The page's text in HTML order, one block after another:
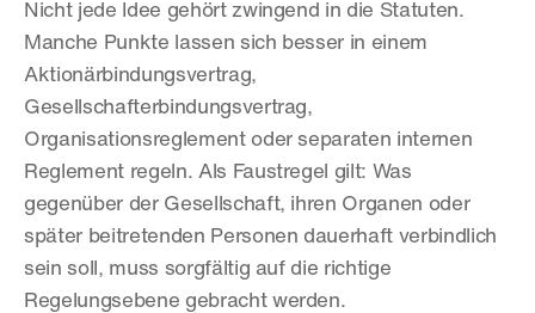
Nicht jede Idee gehört zwingend in die Statuten.
Manche Punkte lassen sich besser in einem
Aktionärbindungsvertrag,
Gesellschafterbindungsvertrag,
Organisationsreglement oder separaten internen
Reglement regeln. Als Faustregel gilt: Was
gegenüber der Gesellschaft, ihren Organen oder
später beitretenden Personen dauerhaft verbindlich
sein soll, muss sorgfältig auf die richtige
Regelungsebene gebracht werden.